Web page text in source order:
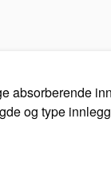
absorberende
og type